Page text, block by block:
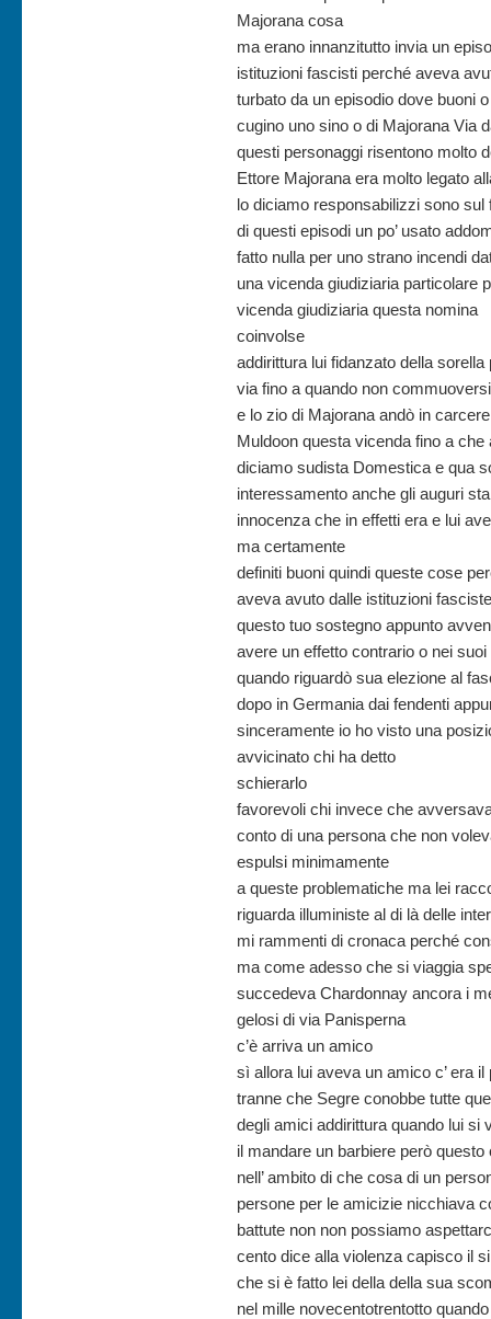
Majorana cosa
ma erano innanzitutto invia un
istituzioni fascisti perché aveva
turbato da un episodio dove buoni
cugino uno sino o di Majorana Via
questi personaggi risentono molto
Ettore Majorana era molto legato
lo diciamo responsabilizzi sono
di questi episodi un po’ usato
fatto nulla per uno strano incendi
una vicenda giudiziaria particolare
vicenda giudiziaria questa nomina
coinvolse
addirittura lui fidanzato della
via fino a quando non
e lo zio di Majorana andò in
Muldoon questa vicenda fino a che
diciamo sudista Domestica e qua
interessamento anche gli auguri
innocenza che in effetti era e lui
ma certamente
definiti buoni quindi queste cose
aveva avuto dalle istituzioni fasciste
questo tuo sostegno appunto
avere un effetto contrario o nei
quando riguardò sua elezione al
dopo in Germania dai fendenti
sinceramente io ho visto una
avvicinato chi ha detto
schierarlo
favorevoli chi invece che
conto di una persona che non
espulsi minimamente
a queste problematiche ma lei
riguarda illuministe al di là delle
mi rammenti di cronaca perché
ma come adesso che si viaggia
succedeva Chardonnay ancora i
gelosi di via Panisperna
c’è arriva un amico
sì allora lui aveva un amico c’ era
tranne che Segre conobbe tutte
degli amici addirittura quando lui si
il mandare un barbiere però
nell’ ambito di che cosa di un
persone per le amicizie nicchiava
battute non non possiamo
cento dice alla violenza capisco il
che si è fatto lei della della sua
nel mille novecentotrentotto